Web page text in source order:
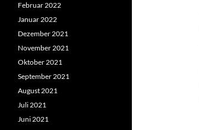
Februar 2022
Januar 2022
Dezember 2021
November 2021
Oktober 2021
September 2021
August 2021
Juli 2021
Juni 2021